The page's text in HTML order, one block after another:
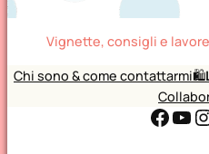
Vignette, consigli e
Chi sono & come contattarmi🛍️
Facebook YouTube